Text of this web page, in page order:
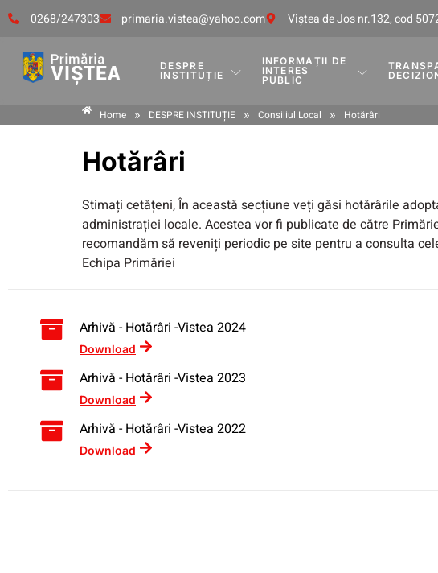
0268/247303 primaria.vistea@yahoo.com Viştea de Jos nr.132, cod
DESPRE
INSTITUȚIE
INFORMAȚII DE
INTERES
PUBLIC
Home » DESPRE INSTITUȚIE » Consiliul Local » Hotărâri
Hotărâri
Stimați cetățeni, În această secțiune veți găsi hotărârile
administrației locale. Acestea vor fi publicate de către
recomandăm să reveniți periodic pe site pentru a consulta
Echipa Primăriei
Arhivă - Hotărâri -Vistea 2024
Download
Arhivă - Hotărâri -Vistea 2023
Download
Arhivă - Hotărâri -Vistea 2022
Download